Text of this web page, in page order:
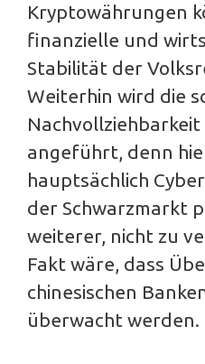
Kryptowährungen
finanzielle und
Stabilität der
Weiterhin wird die
angeführt, denn
hauptsächlich
der Schwarzmarkt
weiterer, nicht zu
Fakt wäre, dass
chinesischen
überwacht werden.